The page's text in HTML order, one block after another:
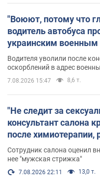
"Воюют, потому что
водитель автобуса
украинским военным
Водителя уволили после
оскорблений в адрес
7.08.2026 15:47 8,6 т.
"Не следит за
консультант салона
после химиотерапии,
Сотрудник салона оценил
нее "мужская стрижка"
7.08.2026 22:11 13,0 т.